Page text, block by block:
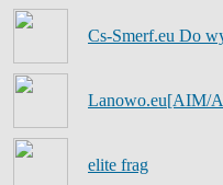
Cs-Smerf.eu Do
Lanowo.eu[AIM/
elite frag